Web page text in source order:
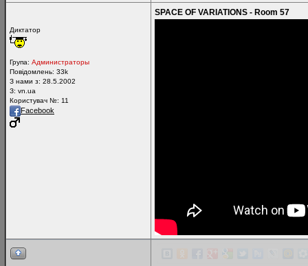
Диктатор
Група: Администраторы
Повідомлень: 33k
З нами з: 28.5.2002
З: vn.ua
Користувач №: 11
Facebook
SPACE OF VARIATIONS - Room 57